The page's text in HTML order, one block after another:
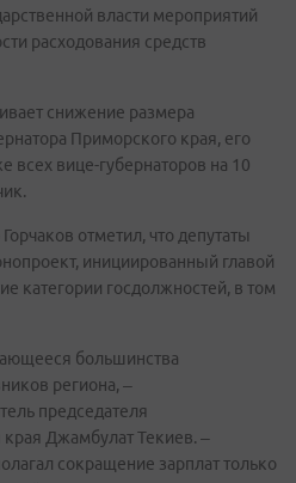
власти мероприятий
расходования средств
снижение размера
Приморского края, его
всех вице-губернаторов на 10
отметил, что депутаты
инициированный главой
категории госдолжностей, в том
большинства
региона, –
председателя
края Джамбулат Текиев. –
сокращение зарплат только